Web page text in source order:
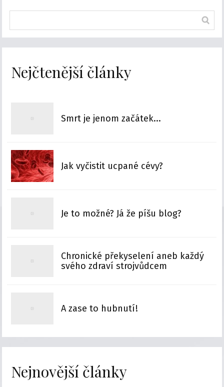
Nejčtenější články
Smrt je jenom začátek...
Jak vyčistit ucpané cévy?
Je to možné? Já že píšu blog?
Chronické překyselení aneb každý
svého zdraví strojvůdcem
A zase to hubnutí!
Nejnovější články